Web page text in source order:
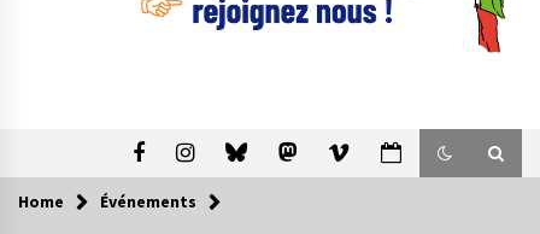
Home Événements